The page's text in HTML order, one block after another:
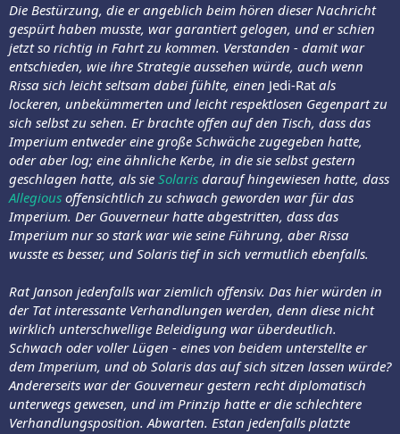
Die Bestürzung, die er angeblich beim hören dieser Nachricht
gespürt haben musste, war garantiert gelogen, und er schien
jetzt so richtig in Fahrt zu kommen. Verstanden - damit war
entschieden, wie ihre Strategie aussehen würde, auch wenn
Rissa sich leicht seltsam dabei fühlte, einen Jedi-Rat als
lockeren, unbekümmerten und leicht respektlosen Gegenpart zu
sich selbst zu sehen. Er brachte offen auf den Tisch, dass das
Imperium entweder eine große Schwäche zugegeben hatte,
oder aber log; eine ähnliche Kerbe, in die sie selbst gestern
geschlagen hatte, als sie Solaris darauf hingewiesen hatte, dass
Allegious offensichtlich zu schwach geworden war für das
Imperium. Der Gouverneur hatte abgestritten, dass das
Imperium nur so stark war wie seine Führung, aber Rissa
wusste es besser, und Solaris tief in sich vermutlich ebenfalls.
Rat Janson jedenfalls war ziemlich offensiv. Das hier würden in
der Tat interessante Verhandlungen werden, denn diese nicht
wirklich unterschwellige Beleidigung war überdeutlich.
Schwach oder voller Lügen - eines von beidem unterstellte er
dem Imperium, und ob Solaris das auf sich sitzen lassen würde?
Andererseits war der Gouverneur gestern recht diplomatisch
unterwegs gewesen, und im Prinzip hatte er die schlechtere
Verhandlungsposition. Abwarten. Estan jedenfalls platzte